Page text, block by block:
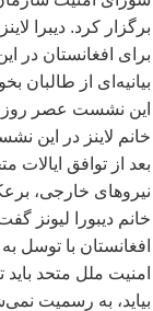
برگزار کرد. دیبرا
برای افغانستان در
بیانیه ای از طالبان
خانم لاینز در این
بعد از توافق
نیروهای خارجی،
خانم دیبورا لیونز
افغانستان با توسل
امنیت ملل متحد
بیاید، به رسمیت نمی